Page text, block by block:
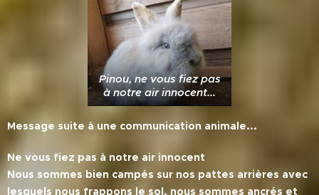
Pinou, ne vous fiez pas
à notre air innocent...
Message suite à une communication animale...
Ne vous fiez pas à notre air innocent
Nous sommes bien campés sur nos pattes arrières avec
lesquels nous frappons le sol, nous sommes ancrés et